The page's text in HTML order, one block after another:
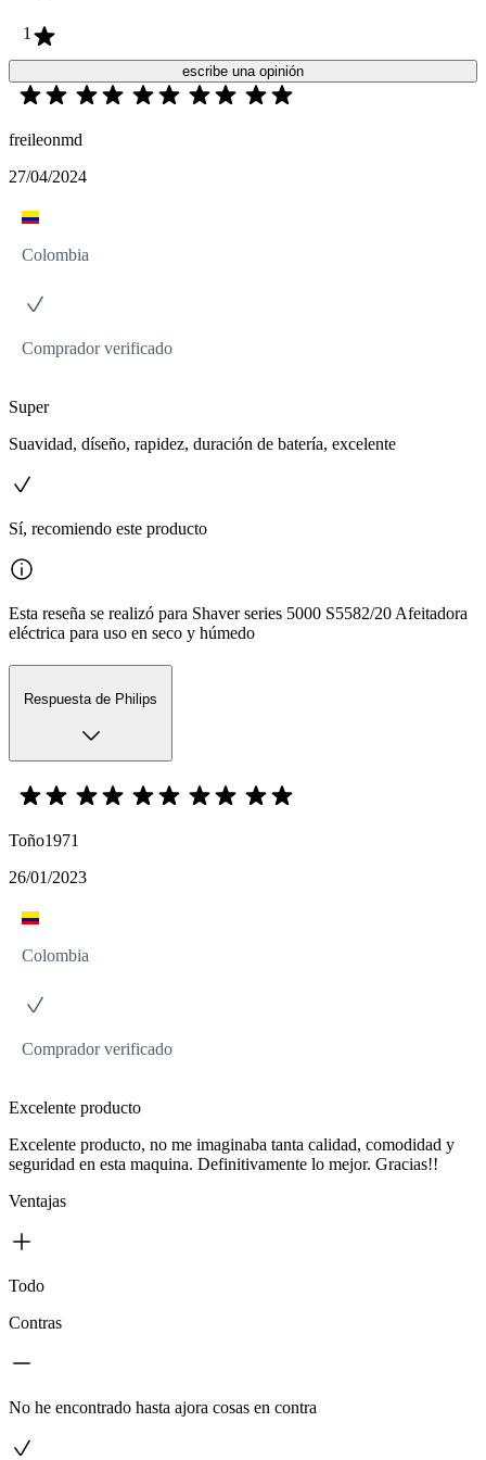
1
escribe una opinión
freileonmd
27/04/2024
Colombia
Comprador verificado
Super
Suavidad, díseño, rapidez, duración de batería, excelente
Sí, recomiendo este producto
Esta reseña se realizó para Shaver series 5000 S5582/20 Afeitadora
eléctrica para uso en seco y húmedo
Respuesta de Philips
Toño1971
26/01/2023
Colombia
Comprador verificado
Excelente producto
Excelente producto, no me imaginaba tanta calidad, comodidad y
seguridad en esta maquina. Definitivamente lo mejor. Gracias!!
Ventajas
Todo
Contras
No he encontrado hasta ajora cosas en contra